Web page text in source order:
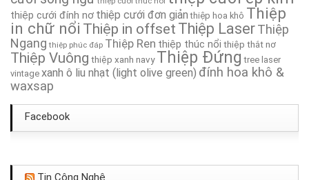
Thiệp Cưới TA273
Thiệp Cưới TA033
thiệp cưới đính nơ thiệp cưới đơn giản thiệp hoa khô Thiệp
in chữ nổi Thiệp in offset Thiệp LaserThiệp
Ngang thiệp phúc đáp Thiệp Ren thiệp thúc nổi thiệp thắt nơ
Thiệp Vuông thiệp xanh navy Thiệp Đứng tree laser
vintage xanh ô liu nhạt (light olive green) đính hoa khô &
waxsap
Facebook
Tin Công Nghệ